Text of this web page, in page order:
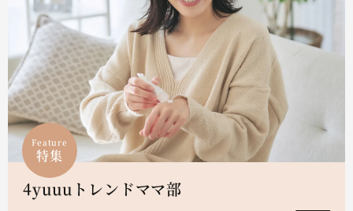
Feature
特集
4yuuuトレンドママ部